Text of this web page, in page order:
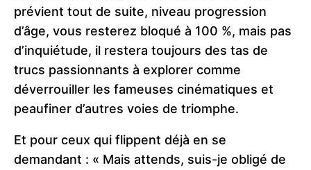
prévient tout de suite, niveau progression
d’âge, vous resterez bloqué à 100 %, mais pas
d’inquiétude, il restera toujours des tas de
trucs passionnants à explorer comme
déverrouiller les fameuses cinématiques et
peaufiner d’autres voies de triomphe.
Et pour ceux qui flippent déjà en se
demandant : « Mais attends, suis-je obligé de